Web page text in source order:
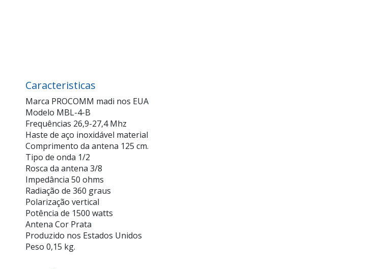
Caracteristicas
Marca PROCOMM madi nos EUA
Modelo MBL-4-B
Frequências 26,9-27,4 Mhz
Haste de aço inoxidável material
Comprimento da antena 125 cm.
Tipo de onda 1/2
Rosca da antena 3/8
Impedância 50 ohms
Radiação de 360 graus
Polarização vertical
Potência de 1500 watts
Antena Cor Prata
Produzido nos Estados Unidos
Peso 0,15 kg.